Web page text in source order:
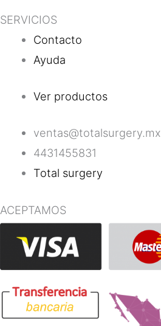
SERVICIOS
Contacto
Ayuda
Ver productos
ventas@totalsurgery.mx
4431455831
Total surgery
ACEPTAMOS